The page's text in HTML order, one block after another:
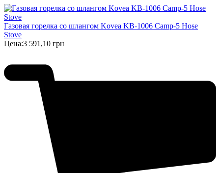
Газовая горелка со шлангом Kovea KB-1006 Camp-5 Hose
Stove
Цена:3 591,10 грн